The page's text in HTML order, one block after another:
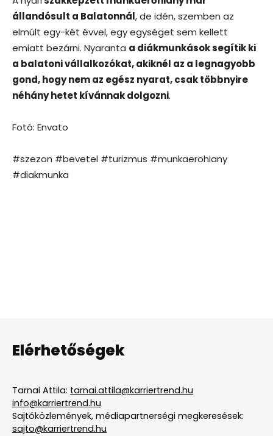
állandósult a Balatonnál, de idén, szemben az
elmúlt egy-két évvel, egy egységet sem kellett
emiatt bezárni. Nyaranta a diákmunkások segítik ki
a balatoni vállalkozókat, akiknél az a legnagyobb
gond, hogy nem az egész nyarat, csak többnyire
néhány hetet kívánnak dolgozni.
Fotó: Envato
#szezon #bevetel #turizmus #munkaerohiany
#diakmunka
Elérhetőségek
Tarnai Attila: tarnai.attila@karriertrend.hu
info@karriertrend.hu
Sajtóközlemények, médiapartnerségi megkeresések:
sajto@karriertrend.hu